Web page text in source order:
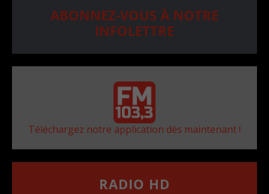
ABONNEZ-VOUS À NOTRE
INFOLETTRE
Téléchargez notre application dès maintenant !
RADIO HD